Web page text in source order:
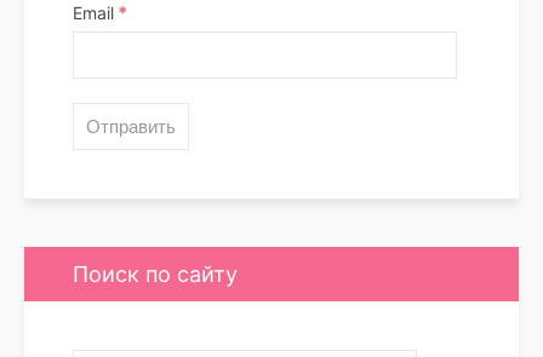
Email *
Поиск по сайту